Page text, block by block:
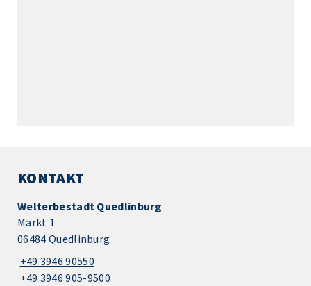
KONTAKT
Welterbestadt Quedlinburg
Markt 1
06484 Quedlinburg
+49 3946 90550
+49 3946 905-9500